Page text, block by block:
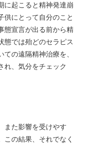
に起こると精神発達崩
供にとって自分のこと
態宣言が出る前から精
態では殆どのセラピス
の遠隔精神治療を、
れ、気分をチェック
また影響を受けやす
の結果、それでなく